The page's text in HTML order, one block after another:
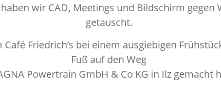
wir CAD, Meetings und Bildschirm gegen
getauscht.
Friedrich’s bei einem ausgiebigen
Fuß auf den Weg
Powertrain GmbH & Co KG in Ilz gemacht